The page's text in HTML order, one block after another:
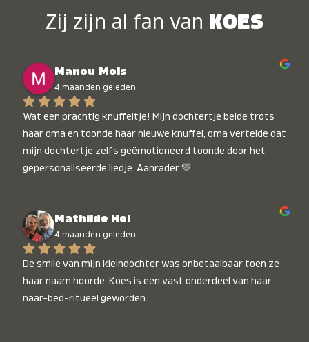
Zij zijn al fan van KOES
Manou Mols
4 maanden geleden
Wat een prachtig knuffeltje! Mijn dochtertje belde trots
haar oma en toonde haar nieuwe knuffel, oma vertelde dat
mijn dochtertje zelfs geëmotioneerd toonde door het
gepersonaliseerde liedje. Aanrader 💛
Mathilde Hol
4 maanden geleden
De smile van mijn kleindochter was onbetaalbaar toen ze
haar naam hoorde. Koes is een vast onderdeel van haar
naar-bed-ritueel geworden.